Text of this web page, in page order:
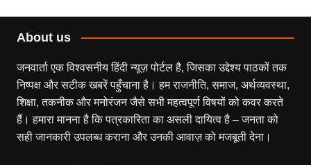
About us
जनवार्ता एक विश्वसनीय हिंदी न्यूज़ पोर्टल है, जिसका उद्देश्य पाठकों तक
निष्पक्ष और सटीक खबरें पहुँचाना है। हम राजनीति, समाज, अर्थव्यवस्था,
शिक्षा, तकनीक और मनोरंजन जैसे सभी महत्वपूर्ण विषयों को कवर करते
हैं। हमारा मानना है कि पत्रकारिता का असली दायित्व है – जनता को
सही जानकारी उपलब्ध कराना और उनकी आवाज़ को मजबूती देना।